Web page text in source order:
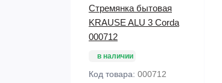
Стремянка бытовая
KRAUSE ALU 3 Corda
000712
в наличии
Код товара: 000712